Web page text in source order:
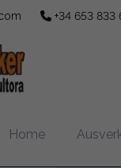
+34 653 833
Home